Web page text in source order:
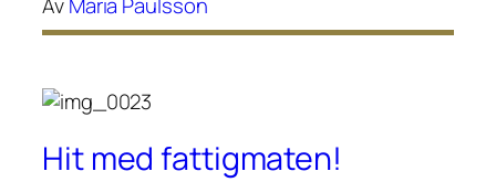
Hit med fattigmaten!